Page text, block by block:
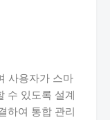
사용자가 스마
수 있도록 설계
하여 통합 관리